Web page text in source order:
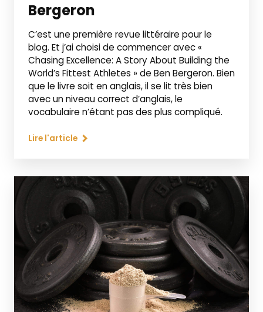
Bergeron
C’est une première revue littéraire pour le
blog. Et j’ai choisi de commencer avec «
Chasing Excellence: A Story About Building the
World’s Fittest Athletes » de Ben Bergeron. Bien
que le livre soit en anglais, il se lit très bien
avec un niveau correct d’anglais, le
vocabulaire n’étant pas des plus compliqué.
Lire l'article